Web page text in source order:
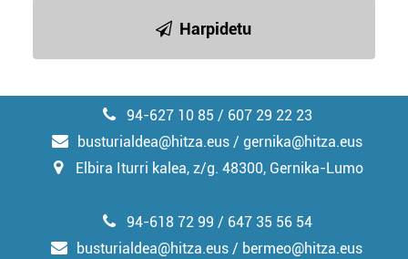
Harpidetu
94-627 10 85 / 607 29 22 23
busturialdea@hitza.eus / gernika@hitza.eus
Elbira Iturri kalea, z/g. 48300, Gernika-Lumo
94-618 72 99 / 647 35 56 54
busturialdea@hitza.eus / bermeo@hitza.eus